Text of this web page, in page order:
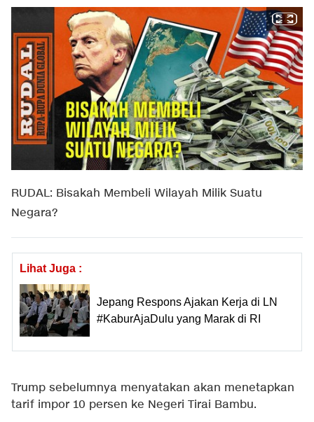
RUDAL: Bisakah Membeli Wilayah Milik Suatu
Negara?
Lihat Juga :
Jepang Respons Ajakan Kerja di LN
#KaburAjaDulu yang Marak di RI
Trump sebelumnya menyatakan akan menetapkan
tarif impor 10 persen ke Negeri Tirai Bambu.